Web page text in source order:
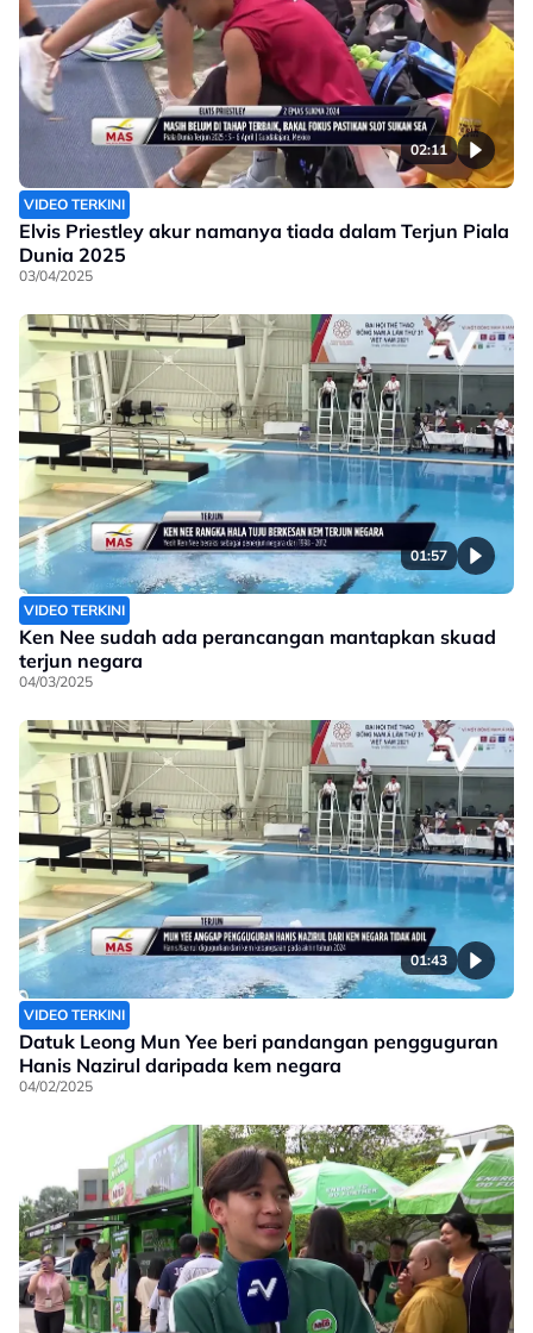
02:11
VIDEO TERKINI
Elvis Priestley akur namanya tiada dalam Terjun Piala
Dunia 2025
03/04/2025
01:57
VIDEO TERKINI
Ken Nee sudah ada perancangan mantapkan skuad
terjun negara
04/03/2025
01:43
VIDEO TERKINI
Datuk Leong Mun Yee beri pandangan pengguguran
Hanis Nazirul daripada kem negara
04/02/2025